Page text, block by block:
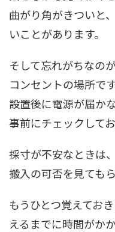
曲がり角がきついと
いことがあります。
そして忘れがちなの
コンセントの場所です
設置後に電源が届か
事前にチェックして
採寸が不安なときは
搬入の可否を見ても
もうひとつ覚えてお
えるまでに時間がか